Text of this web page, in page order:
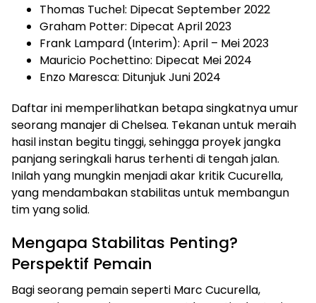
Thomas Tuchel: Dipecat September 2022
Graham Potter: Dipecat April 2023
Frank Lampard (Interim): April – Mei 2023
Mauricio Pochettino: Dipecat Mei 2024
Enzo Maresca: Ditunjuk Juni 2024
Daftar ini memperlihatkan betapa singkatnya umur
seorang manajer di Chelsea. Tekanan untuk meraih
hasil instan begitu tinggi, sehingga proyek jangka
panjang seringkali harus terhenti di tengah jalan.
Inilah yang mungkin menjadi akar kritik Cucurella,
yang mendambakan stabilitas untuk membangun
tim yang solid.
Mengapa Stabilitas Penting?
Perspektif Pemain
Bagi seorang pemain seperti Marc Cucurella,